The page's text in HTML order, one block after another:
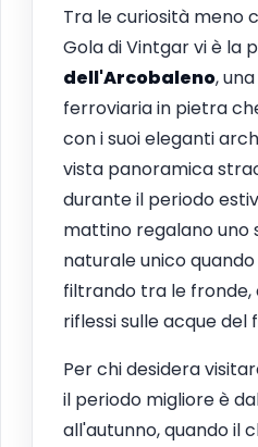
Tra le curiosità meno
Gola di Vintgar vi è la
dell'Arcobaleno,
ferroviaria in pietra
con i suoi eleganti
vista panoramica
durante il periodo
mattino regalano
naturale unico
filtrando tra le fronde,
riflessi sulle acque del
Per chi desidera
il periodo migliore è
all'autunno, quando il